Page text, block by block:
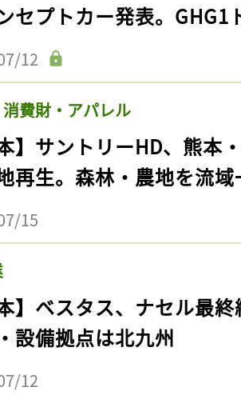
セプトカー発表。GHG1
12
費財・アパレル
本】サントリーHD、熊本
再生。森林・農地を流
15
本】ベスタス、ナセル最
設備拠点は北九州
12